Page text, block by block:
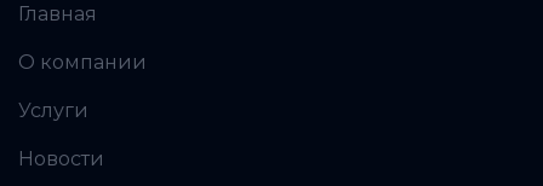
Главная
О компании
Услуги
Новости